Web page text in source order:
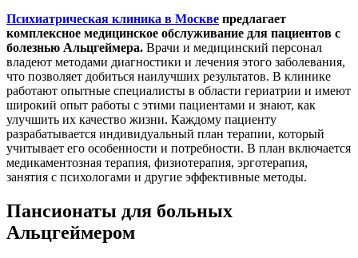
Психиатрическая клиника в Москве предлагает
комплексное медицинское обслуживание для пациентов с
болезнью Альцгеймера. Врачи и медицинский персонал
владеют методами диагностики и лечения этого заболевания,
что позволяет добиться наилучших результатов. В клинике
работают опытные специалисты в области гериатрии и имеют
широкий опыт работы с этими пациентами и знают, как
улучшить их качество жизни. Каждому пациенту
разрабатывается индивидуальный план терапии, который
учитывает его особенности и потребности. В план включается
медикаментозная терапия, физиотерапия, эрготерапия,
занятия с психологами и другие эффективные методы.
Пансионаты для больных
Альцгеймером